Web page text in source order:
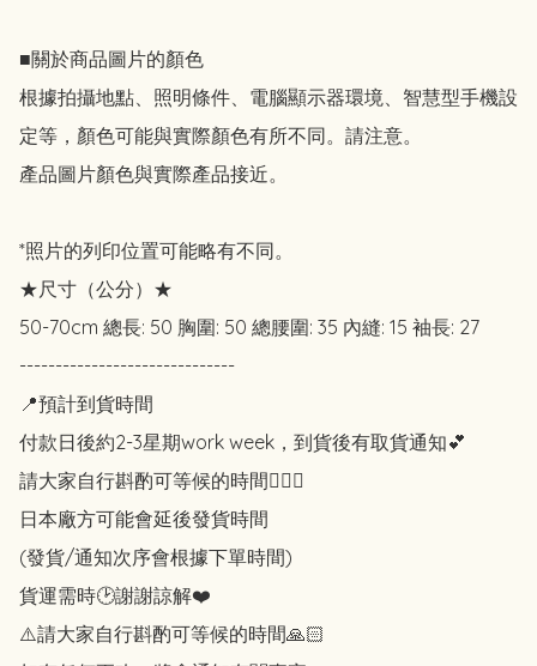
■關於商品圖片的顏色
根據拍攝地點、照明條件、電腦顯示器環境、智慧型手機設
定等，顏色可能與實際顏色有所不同。請注意。
產品圖片顏色與實際產品接近。
*照片的列印位置可能略有不同。
★尺寸（公分）★
50-70cm 總長: 50 胸圍: 50 總腰圍: 35 內縫: 15 袖長: 27
------------------------------
📍預計到貨時間
付款日後約2-3星期work week，到貨後有取貨通知💕
請大家自行斟酌可等候的時間🙇🏻‍♀️
日本廠方可能會延後發貨時間
(發貨/通知次序會根據下單時間)
貨運需時🕑謝謝諒解❤️
⚠️請大家自行斟酌可等候的時間🙏🏻